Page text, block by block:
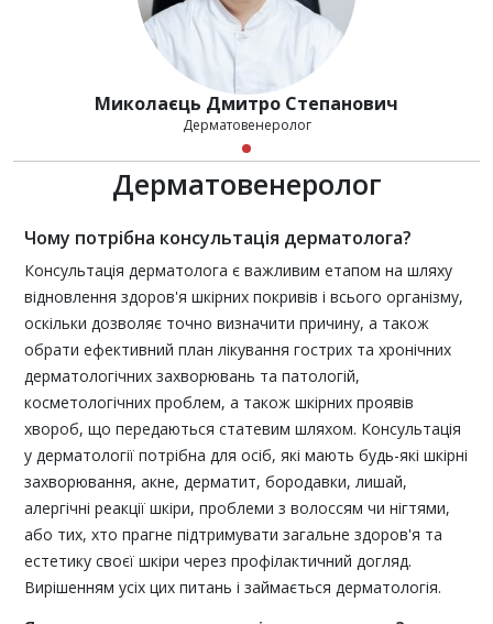
Миколаєць Дмитро Степанович
Дерматовенеролог
Дерматовенеролог
Чому потрібна консультація дерматолога?
Консультація дерматолога є важливим етапом на шляху
відновлення здоров'я шкірних покривів і всього організму,
оскільки дозволяє точно визначити причину, а також
обрати ефективний план лікування гострих та хронічних
дерматологічних захворювань та патологій,
косметологічних проблем, а також шкірних проявів
хвороб, що передаються статевим шляхом. Консультація
у дерматології потрібна для осіб, які мають будь-які шкірні
захворювання, акне, дерматит, бородавки, лишай,
алергічні реакції шкіри, проблеми з волоссям чи нігтями,
або тих, хто прагне підтримувати загальне здоров'я та
естетику своєї шкіри через профілактичний догляд.
Вирішенням усіх цих питань і займається дерматологія.